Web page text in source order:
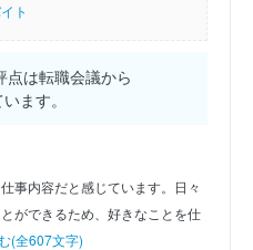
ト
は転職会議から
ます。
事内容だと感じています。日々
ができるため、好きなことを仕
(全607文字)